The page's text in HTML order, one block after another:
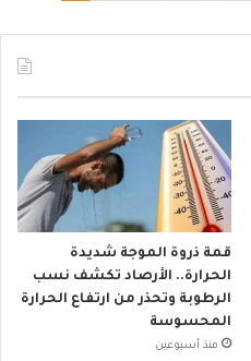
قمة ذروة الموجة شديدة
الحرارة.. الأرصاد تكشف نسب
الرطوبة وتحذر من ارتفاع الحرارة
المحسوسة
منذ أسبوعين